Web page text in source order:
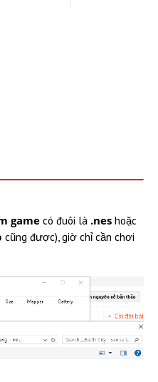
game có đuôi là .nes hoặc
cũng được), giờ chỉ cần chơi